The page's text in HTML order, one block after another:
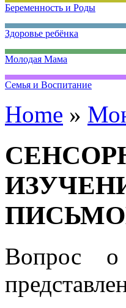
Беременность и Роды
Здоровье ребёнка
Молодая Мама
Семья и Воспитание
Home »
Вопрос о